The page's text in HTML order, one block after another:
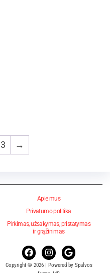
3 →
Apie mus
Privatumo politika
Pirkimas, užsakymas, pristatymas
ir grąžinimas
Copyright © 2026 | Powered by Spalvos